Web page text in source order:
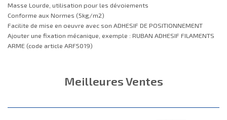
Masse Lourde, utilisation pour les dévoiements
Conforme aux Normes (5kg/m2)
Facilite de mise en oeuvre avec son ADHESIF DE POSITIONNEMENT
Ajouter une fixation mécanique, exemple : RUBAN ADHESIF FILAMENTS
ARME (code article ARF5019)
Meilleures Ventes